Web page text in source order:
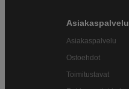
Asiakaspalvelu
Asiakaspalvelu
Ostoehdot
Toimitustavat